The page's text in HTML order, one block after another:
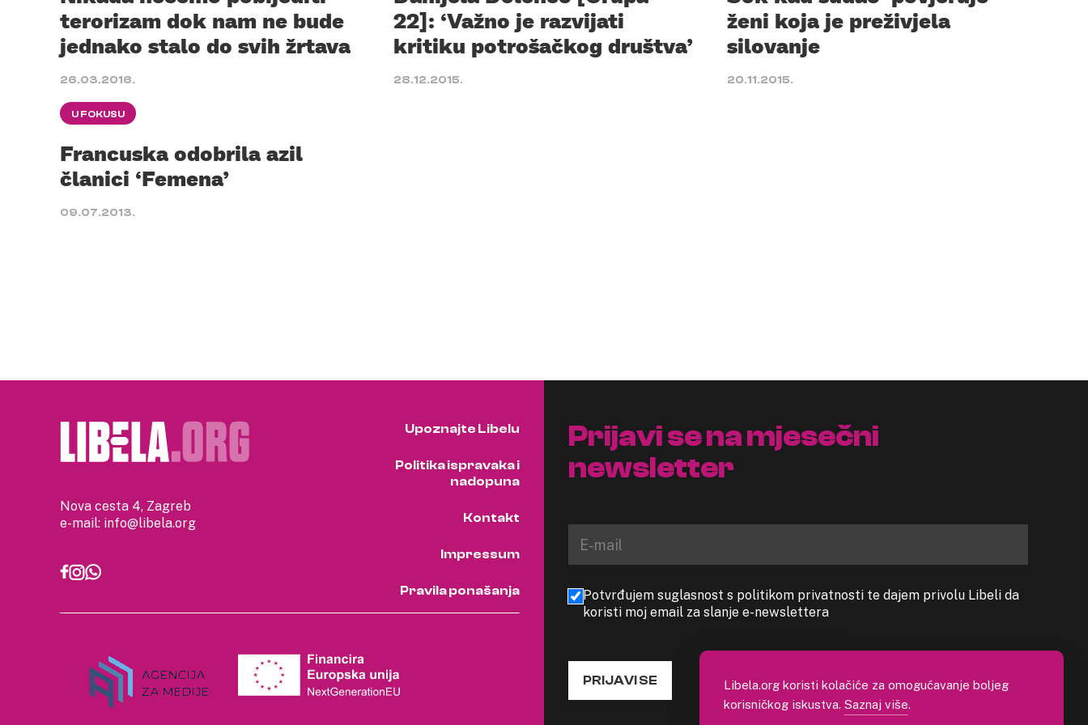
terorizam dok nam ne bude
jednako stalo do svih žrtava
26.03.2016.
22]: ‘Važno je razvijati
kritiku potrošačkog društva’
28.12.2015.
ženi koja je preživjela
silovanje
20.11.2015.
U FOKUSU
Francuska odobrila azil
članici ‘Femena’
09.07.2013.
Nova cesta 4, Zagreb
e-mail: info@libela.org
Upoznajte Libelu
Politika ispravaka i
nadopuna
Kontakt
Impressum
Pravila ponašanja
Prijavi se na mjesečni
newsletter
Potvrđujem suglasnost s politikom privatnosti te dajem privolu Libeli da
koristi moj email za slanje e-newslettera
PRIJAVI SE
Libela.org koristi kolačiće za omogućavanje boljeg
korisničkog iskustva. Saznaj više.